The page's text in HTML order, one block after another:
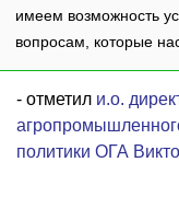
имеем возможность
вопросам, которые
- отметил и.о.
политики ОГА